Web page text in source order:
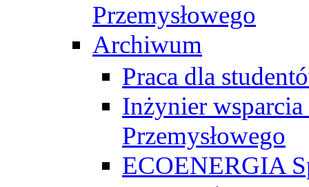
Przemysłowego
Archiwum
Praca dla
Inżynier wsparcia
Przemysłowego
ECOENERGIA